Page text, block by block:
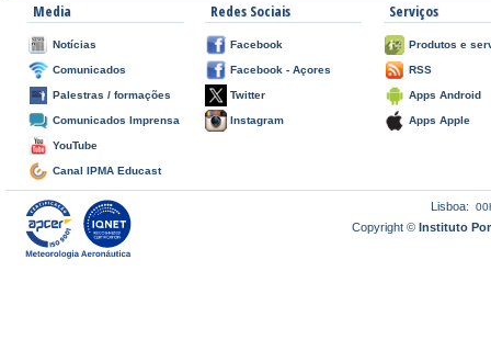
Media
Notícias
Comunicados
Palestras / formações
Comunicados Imprensa
YouTube
Canal IPMA Educast
Redes Sociais
Facebook
Facebook - Açores
Twitter
Instagram
Serviços
Produtos e
RSS
Apps Android
Apps Apple
Lisboa:
Copyright ©Instituto